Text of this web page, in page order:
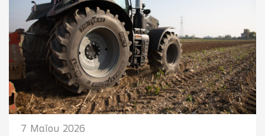
7 Μαΐου 2026